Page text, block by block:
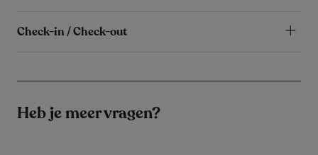
Check-in / Check-out
Heb je meer vragen?